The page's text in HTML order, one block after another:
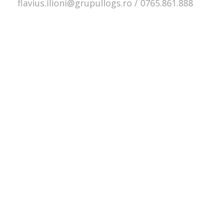
flavius.ilioni@grupullogs.ro / 0765.861.888